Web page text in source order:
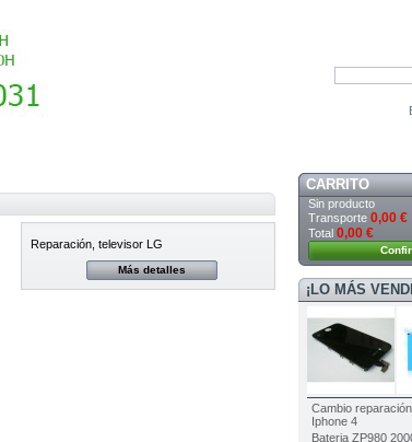
Reparación, televisor LG
Más detalles
CARRITO
Sin producto
Transporte 0,00 €
Total 0,00 €
¡LO MÁS
Cambio
Iphone 4
Bateria ZP980